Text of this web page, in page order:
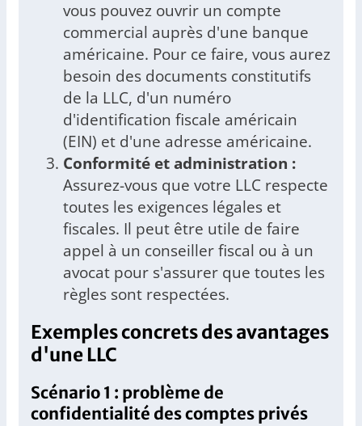
vous pouvez ouvrir un compte
commercial auprès d'une banque
américaine. Pour ce faire, vous aurez
besoin des documents constitutifs
de la LLC, d'un numéro
d'identification fiscale américain
(EIN) et d'une adresse américaine.
Conformité et administration :
Assurez-vous que votre LLC respecte
toutes les exigences légales et
fiscales. Il peut être utile de faire
appel à un conseiller fiscal ou à un
avocat pour s'assurer que toutes les
règles sont respectées.
Exemples concrets des avantages
d'une LLC
Scénario 1 : problème de
confidentialité des comptes privés